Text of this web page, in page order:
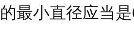
的最小直径应当是